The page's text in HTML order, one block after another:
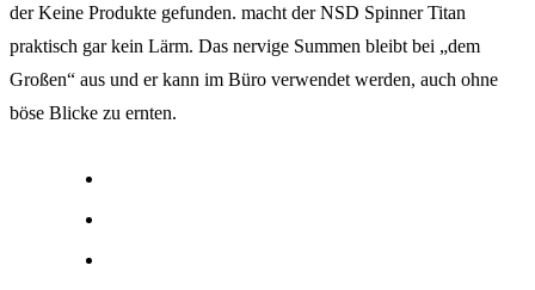
derKeine Produkte gefunden. macht der NSD Spinner Titan
praktisch gar kein Lärm. Das nervige Summen bleibt bei „dem
Großen“ aus und er kann im Büro verwendet werden, auch ohne
böse Blicke zu ernten.